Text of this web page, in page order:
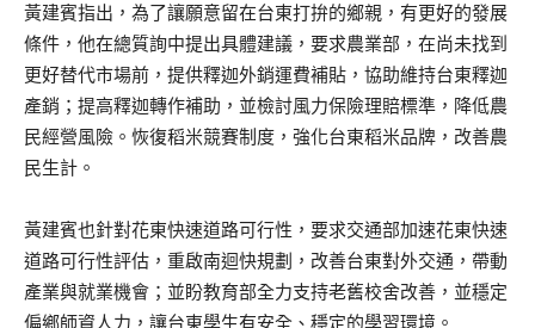
黃建賓指出，為了讓願意留在台東打拚的鄉親，有更好的發展
條件，他在總質詢中提出具體建議，要求農業部，在尚未找到
更好替代市場前，提供釋迦外銷運費補貼，協助維持台東釋迦
產銷；提高釋迦轉作補助，並檢討風力保險理賠標準，降低農
民經營風險。恢復稻米競賽制度，強化台東稻米品牌，改善農
民生計。
黃建賓也針對花東快速道路可行性，要求交通部加速花東快速
道路可行性評估，重啟南迴快規劃，改善台東對外交通，帶動
產業與就業機會；並盼教育部全力支持老舊校舍改善，並穩定
偏鄉師資人力，讓台東學生有安全、穩定的學習環境。